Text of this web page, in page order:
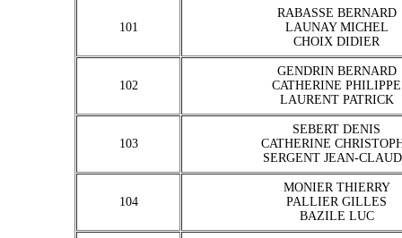
101
RABASSE BERNARD
LAUNAY MICHEL
CHOIX DIDIER
102
GENDRIN BERNARD
CATHERINE PHILIPPE
LAURENT PATRICK
103
SEBERT DENIS
CATHERINE
SERGENT JEAN-
104
MONIER THIERRY
PALLIER GILLES
BAZILE LUC